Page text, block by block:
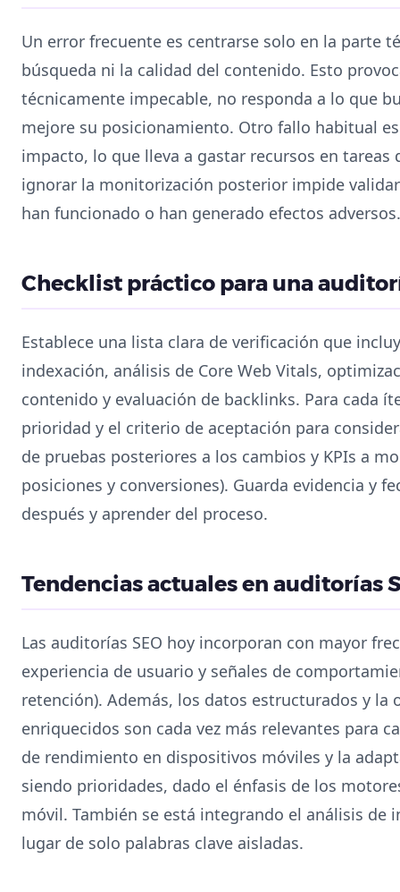
Un error frecuente es centrarse solo en la parte
búsqueda ni la calidad del contenido. Esto
técnicamente impecable, no responda a lo que
mejore su posicionamiento. Otro fallo habitual
impacto, lo que lleva a gastar recursos en
ignorar la monitorización posterior impide
han funcionado o han generado efectos adversos.
Checklist práctico para una
Establece una lista clara de verificación que
indexación, análisis de Core Web Vitals,
contenido y evaluación de backlinks. Para cada
prioridad y el criterio de aceptación para
de pruebas posteriores a los cambios y KPIs a
posiciones y conversiones). Guarda evidencia y
después y aprender del proceso.
Tendencias actuales en auditorías
Las auditorías SEO hoy incorporan con mayor
experiencia de usuario y señales de
retención). Además, los datos estructurados y
enriquecidos son cada vez más relevantes para
de rendimiento en dispositivos móviles y la
siendo prioridades, dado el énfasis de los
móvil. También se está integrando el análisis de
lugar de solo palabras clave aisladas.